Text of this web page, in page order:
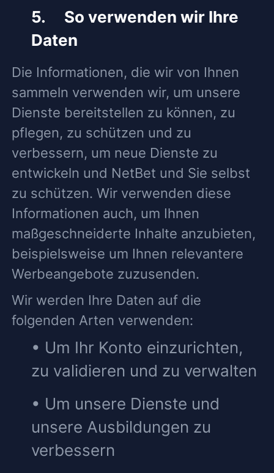
5. So verwenden wir Ihre
Daten
Die Informationen, die wir von Ihnen
sammeln verwenden wir, um unsere
Dienste bereitstellen zu können, zu
pflegen, zu schützen und zu
verbessern, um neue Dienste zu
entwickeln und NetBet und Sie selbst
zu schützen. Wir verwenden diese
Informationen auch, um Ihnen
maßgeschneiderte Inhalte anzubieten,
beispielsweise um Ihnen relevantere
Werbeangebote zuzusenden.
Wir werden Ihre Daten auf die
folgenden Arten verwenden:
• Um Ihr Konto einzurichten,
zu validieren und zu verwalten
• Um unsere Dienste und
unsere Ausbildungen zu
verbessern